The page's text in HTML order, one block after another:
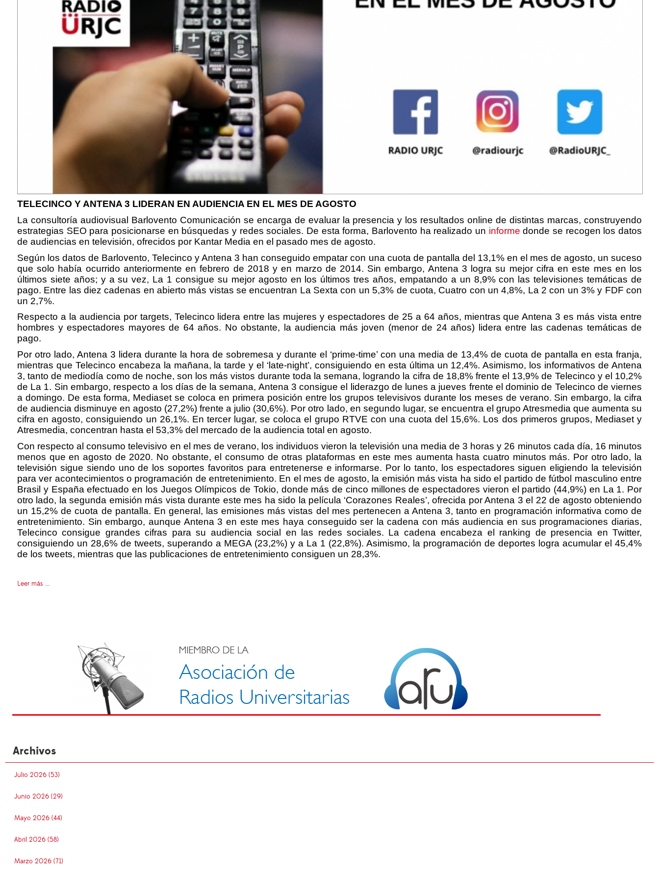
TELECINCO Y ANTENA 3 LIDERAN EN AUDIENCIA EN EL MES DE AGOSTO
La consultoría audiovisual Barlovento Comunicación se encarga de evaluar la presencia y los resultados online de distintas marcas, construyendo
estrategias SEO para posicionarse en búsquedas y redes sociales. De esta forma, Barlovento ha realizado un informe donde se recogen los datos
de audiencias en televisión, ofrecidos por Kantar Media en el pasado mes de agosto.
Según los datos de Barlovento, Telecinco y Antena 3 han conseguido empatar con una cuota de pantalla del 13,1% en el mes de agosto, un suceso
que solo había ocurrido anteriormente en febrero de 2018 y en marzo de 2014. Sin embargo, Antena 3 logra su mejor cifra en este mes en los
últimos siete años; y a su vez, La 1 consigue su mejor agosto en los últimos tres años, empatando a un 8,9% con las televisiones temáticas de
pago. Entre las diez cadenas en abierto más vistas se encuentran La Sexta con un 5,3% de cuota, Cuatro con un 4,8%, La 2 con un 3% y FDF con
un 2,7%.
Respecto a la audiencia por targets, Telecinco lidera entre las mujeres y espectadores de 25 a 64 años, mientras que Antena 3 es más vista entre
hombres y espectadores mayores de 64 años. No obstante, la audiencia más joven (menor de 24 años) lidera entre las cadenas temáticas de
pago.
Por otro lado, Antena 3 lidera durante la hora de sobremesa y durante el ‘prime-time’ con una media de 13,4% de cuota de pantalla en esta franja,
mientras que Telecinco encabeza la mañana, la tarde y el ‘late-night’, consiguiendo en esta última un 12,4%. Asimismo, los informativos de Antena
3, tanto de mediodía como de noche, son los más vistos durante toda la semana, logrando la cifra de 18,8% frente el 13,9% de Telecinco y el 10,2%
de La 1. Sin embargo, respecto a los días de la semana, Antena 3 consigue el liderazgo de lunes a jueves frente el dominio de Telecinco de viernes
a domingo. De esta forma, Mediaset se coloca en primera posición entre los grupos televisivos durante los meses de verano. Sin embargo, la cifra
de audiencia disminuye en agosto (27,2%) frente a julio (30,6%). Por otro lado, en segundo lugar, se encuentra el grupo Atresmedia que aumenta su
cifra en agosto, consiguiendo un 26,1%. En tercer lugar, se coloca el grupo RTVE con una cuota del 15,6%. Los dos primeros grupos, Mediaset y
Atresmedia, concentran hasta el 53,3% del mercado de la audiencia total en agosto.
Con respecto al consumo televisivo en el mes de verano, los individuos vieron la televisión una media de 3 horas y 26 minutos cada día, 16 minutos
menos que en agosto de 2020. No obstante, el consumo de otras plataformas en este mes aumenta hasta cuatro minutos más. Por otro lado, la
televisión sigue siendo uno de los soportes favoritos para entretenerse e informarse. Por lo tanto, los espectadores siguen eligiendo la televisión
para ver acontecimientos o programación de entretenimiento. En el mes de agosto, la emisión más vista ha sido el partido de fútbol masculino entre
Brasil y España efectuado en los Juegos Olímpicos de Tokio, donde más de cinco millones de espectadores vieron el partido (44,9%) en La 1. Por
otro lado, la segunda emisión más vista durante este mes ha sido la película ‘Corazones Reales’, ofrecida por Antena 3 el 22 de agosto obteniendo
un 15,2% de cuota de pantalla. En general, las emisiones más vistas del mes pertenecen a Antena 3, tanto en programación informativa como de
entretenimiento. Sin embargo, aunque Antena 3 en este mes haya conseguido ser la cadena con más audiencia en sus programaciones diarias,
Telecinco consigue grandes cifras para su audiencia social en las redes sociales. La cadena encabeza el ranking de presencia en Twitter,
consiguiendo un 28,6% de tweets, superando a MEGA (23,2%) y a La 1 (22,8%). Asimismo, la programación de deportes logra acumular el 45,4%
de los tweets, mientras que las publicaciones de entretenimiento consiguen un 28,3%.
Leer más ...
Archivos
Julio 2026 (53)
Junio 2026 (29)
Mayo 2026 (44)
Abril 2026 (58)
Marzo 2026 (71)